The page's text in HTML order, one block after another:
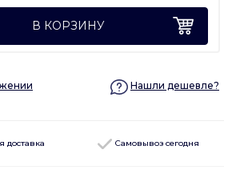
В КОРЗИНУ
Нашли дешевле?
доставка Самовывоз сегодня